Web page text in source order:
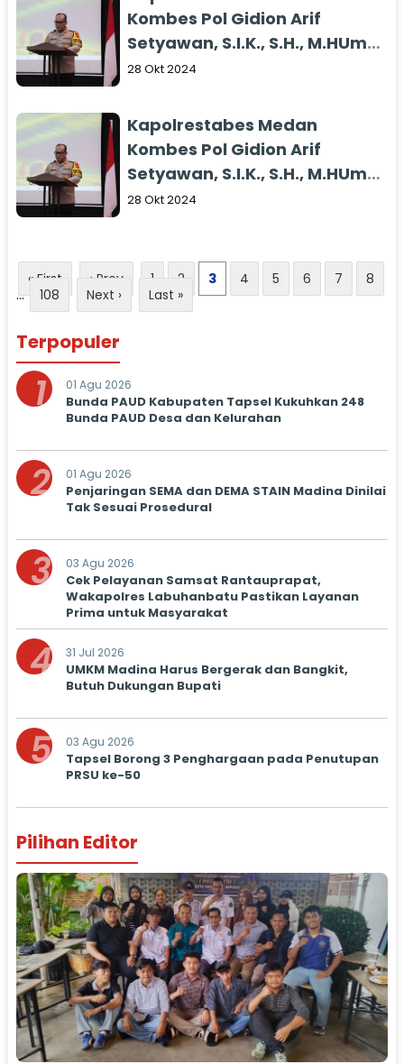
Kombes Pol Gidion Arif
Setyawan, S.I.K., S.H., M.HUm
saat menandatangani
Medan 2024.
28 Okt 2024
Kapolrestabes Medan
Kombes Pol Gidion Arif
Setyawan, S.I.K., S.H., M.HUm
saat menandatangani
28 Okt 2024
« First ‹ Prev 1 2 3 4 5 6 7
8
...
108 Next › Last »
Terpopuler
1 01 Agu 2026
Bunda PAUD Kabupaten Tapsel Kukuhkan 248
Bunda PAUD Desa dan Kelurahan
2 01 Agu 2026
Penjaringan SEMA dan DEMA STAIN Madina Dinilai
Tak Sesuai Prosedural
3 03 Agu 2026
Cek Pelayanan Samsat Rantauprapat,
Wakapolres Labuhanbatu Pastikan Layanan
Prima untuk Masyarakat
4 31 Jul 2026
UMKM Madina Harus Bergerak dan Bangkit,
Butuh Dukungan Bupati
5 03 Agu 2026
Tapsel Borong 3 Penghargaan pada Penutupan
PRSU ke-50
Pilihan Editor